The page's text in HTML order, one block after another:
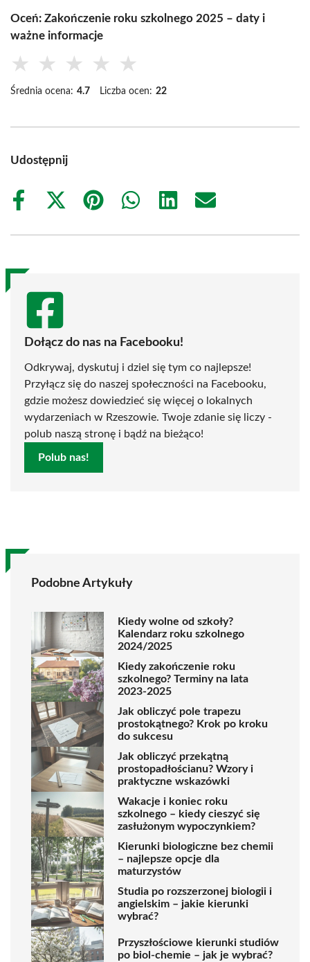
Oceń: Zakończenie roku szkolnego 2025 – daty i
ważne informacje
★ ★ ★ ★ ★
Średnia ocena: 4.7 Liczba ocen: 22
Udostępnij
Share
Share
(Twitter)
Share
Share
Share
Share
Dołącz do nas na Facebooku!
Odkrywaj, dyskutuj i dziel się tym co najlepsze!
Przyłącz się do naszej społeczności na Facebooku,
gdzie możesz dowiedzieć się więcej o lokalnych
wydarzeniach w Rzeszowie. Twoje zdanie się liczy -
polub naszą stronę i bądź na bieżąco!
Polub nas!
Podobne Artykuły
Kiedy wolne od szkoły?
Kalendarz roku szkolnego
2024/2025
Kiedy zakończenie roku
szkolnego? Terminy na lata
2023-2025
Jak obliczyć pole trapezu
prostokątnego? Krok po kroku
do sukcesu
Jak obliczyć przekątną
prostopadłościanu? Wzory i
praktyczne wskazówki
Wakacje i koniec roku
szkolnego – kiedy cieszyć się
zasłużonym wypoczynkiem?
Kierunki biologiczne bez chemii
– najlepsze opcje dla
maturzystów
Studia po rozszerzonej biologii i
angielskim – jakie kierunki
wybrać?
Przyszłościowe kierunki studiów
po biol-chemie – jak je wybrać?